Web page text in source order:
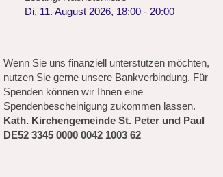
Di, 11. August 2026, 18:00- 20:00
Wenn Sie uns finanziell unterstützen möchten,
nutzen Sie gerne unsere Bankverbindung. Für
Spenden können wir Ihnen eine
Spendenbescheinigung zukommen lassen.
Kath. Kirchengemeinde St. Peter und Paul
DE52 3345 0000 0042 1003 62